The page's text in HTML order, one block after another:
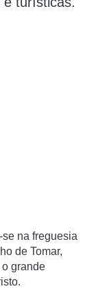
na freguesia
de Tomar,
grande